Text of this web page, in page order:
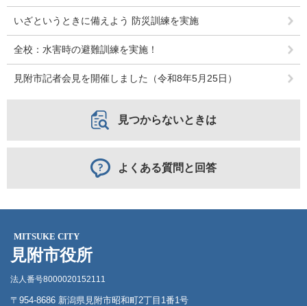
いざというときに備えよう 防災訓練を実施
全校：水害時の避難訓練を実施！
見附市記者会見を開催しました（令和8年5月25日）
見つからないときは
よくある質問と回答
MITSUKE CITY
見附市役所
法人番号8000020152111
〒954-8686 新潟県見附市昭和町2丁目1番1号